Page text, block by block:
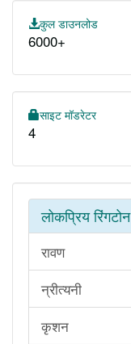
कुल डाउनलोड
6000+
साइट मॉडरेटर
4
लोकप्रिय रिंगटोन
रावण
न्रीत्यनी
कृशन